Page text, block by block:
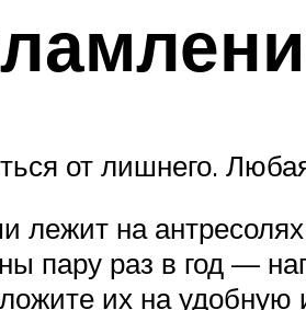
от лишнего.
лежит на
пару раз в год —
их на